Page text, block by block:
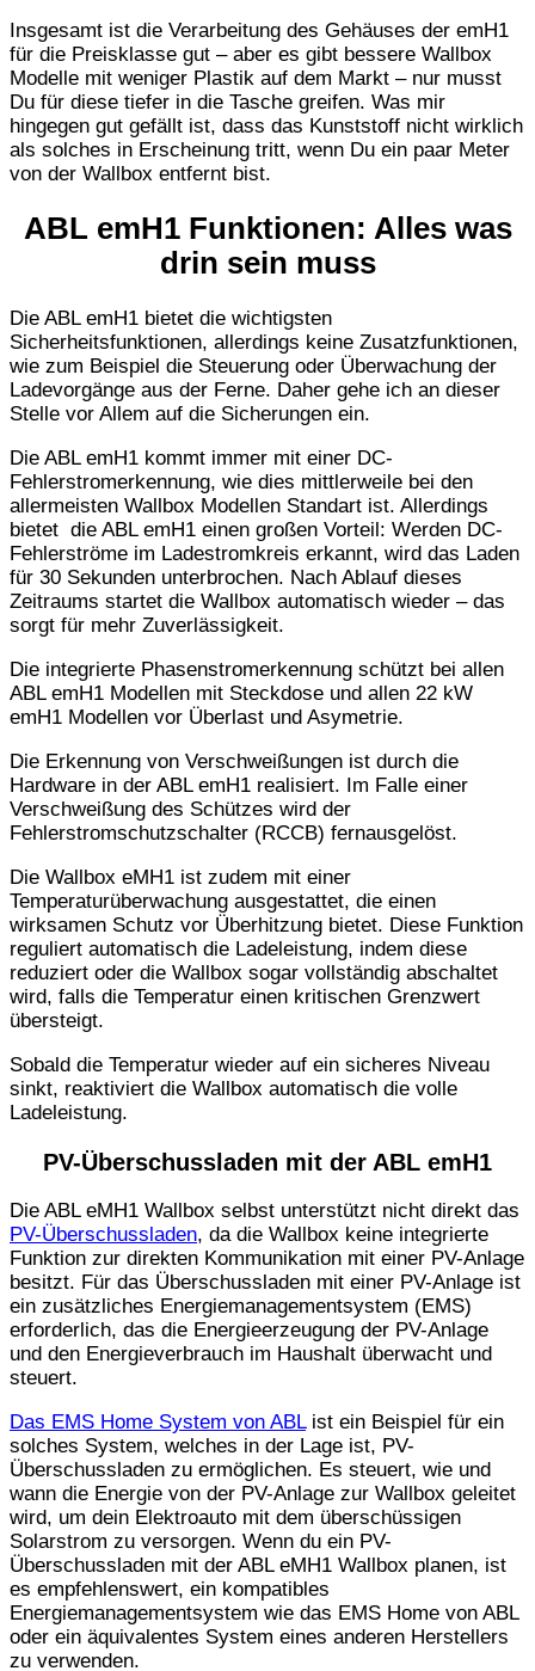
Insgesamt ist die Verarbeitung des Gehäuses der emH1
für die Preisklasse gut – aber es gibt bessere Wallbox
Modelle mit weniger Plastik auf dem Markt – nur musst
Du für diese tiefer in die Tasche greifen. Was mir
hingegen gut gefällt ist, dass das Kunststoff nicht wirklich
als solches in Erscheinung tritt, wenn Du ein paar Meter
von der Wallbox entfernt bist.
ABL emH1 Funktionen: Alles was
drin sein muss
Die ABL emH1 bietet die wichtigsten
Sicherheitsfunktionen, allerdings keine Zusatzfunktionen,
wie zum Beispiel die Steuerung oder Überwachung der
Ladevorgänge aus der Ferne. Daher gehe ich an dieser
Stelle vor Allem auf die Sicherungen ein.
Die ABL emH1 kommt immer mit einer DC-
Fehlerstromerkennung, wie dies mittlerweile bei den
allermeisten Wallbox Modellen Standart ist. Allerdings
bietet die ABL emH1 einen großen Vorteil: Werden DC-
Fehlerströme im Ladestromkreis erkannt, wird das Laden
für 30 Sekunden unterbrochen. Nach Ablauf dieses
Zeitraums startet die Wallbox automatisch wieder – das
sorgt für mehr Zuverlässigkeit.
Die integrierte Phasenstromerkennung schützt bei allen
ABL emH1 Modellen mit Steckdose und allen 22 kW
emH1 Modellen vor Überlast und Asymetrie.
Die Erkennung von Verschweißungen ist durch die
Hardware in der ABL emH1 realisiert. Im Falle einer
Verschweißung des Schützes wird der
Fehlerstromschutzschalter (RCCB) fernausgelöst.
Die Wallbox eMH1 ist zudem mit einer
Temperaturüberwachung ausgestattet, die einen
wirksamen Schutz vor Überhitzung bietet. Diese Funktion
reguliert automatisch die Ladeleistung, indem diese
reduziert oder die Wallbox sogar vollständig abschaltet
wird, falls die Temperatur einen kritischen Grenzwert
übersteigt.
Sobald die Temperatur wieder auf ein sicheres Niveau
sinkt, reaktiviert die Wallbox automatisch die volle
Ladeleistung.
PV-Überschussladen mit der ABL emH1
Die ABL eMH1 Wallbox selbst unterstützt nicht direkt das
PV-Überschussladen, da die Wallbox keine integrierte
Funktion zur direkten Kommunikation mit einer PV-Anlage
besitzt. Für das Überschussladen mit einer PV-Anlage ist
ein zusätzliches Energiemanagementsystem (EMS)
erforderlich, das die Energieerzeugung der PV-Anlage
und den Energieverbrauch im Haushalt überwacht und
steuert.
Das EMS Home System von ABList ein Beispiel für ein
solches System, welches in der Lage ist, PV-
Überschussladen zu ermöglichen. Es steuert, wie und
wann die Energie von der PV-Anlage zur Wallbox geleitet
wird, um dein Elektroauto mit dem überschüssigen
Solarstrom zu versorgen. Wenn du ein PV-
Überschussladen mit der ABL eMH1 Wallbox planen, ist
es empfehlenswert, ein kompatibles
Energiemanagementsystem wie das EMS Home von ABL
oder ein äquivalentes System eines anderen Herstellers
zu verwenden.